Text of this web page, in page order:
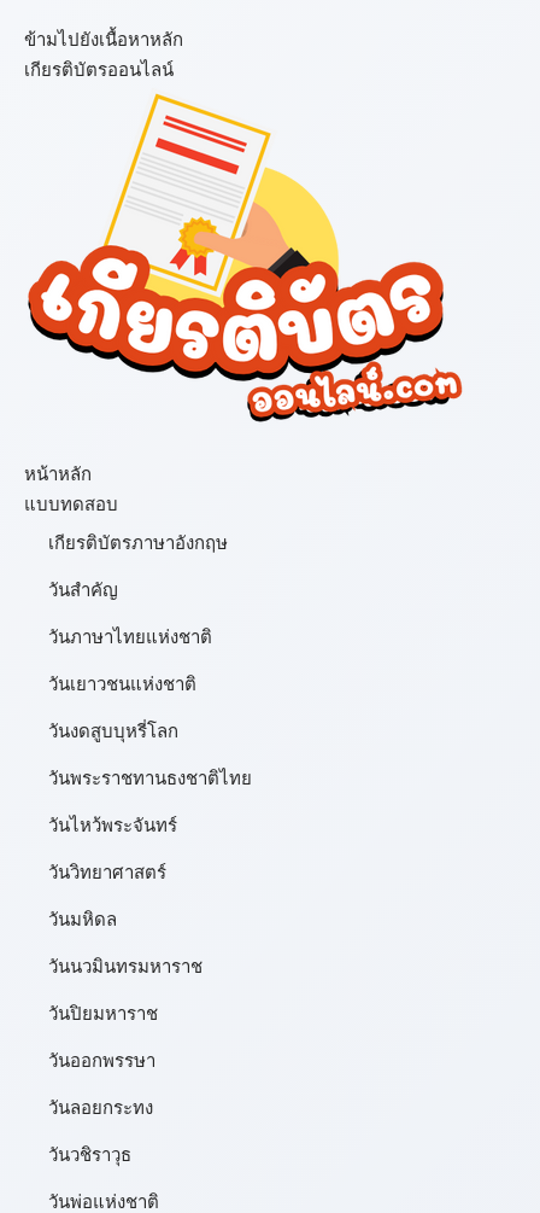
ข้ามไปยังเนื้อหาหลัก
เกียรติบัตรออนไลน์
หน้าหลัก
แบบทดสอบ
เกียรติบัตรภาษาอังกฤษ
วันสำคัญ
วันภาษาไทยแห่งชาติ
วันเยาวชนแห่งชาติ
วันงดสูบบุหรี่โลก
วันพระราชทานธงชาติไทย
วันไหว้พระจันทร์​
วันวิทยาศาสตร์
วันมหิดล
วันนวมินทรมหาราช
วันปิยมหาราช
วันออกพรรษา
วันลอยกระทง
วันวชิราวุธ
วันพ่อแห่งชาติ